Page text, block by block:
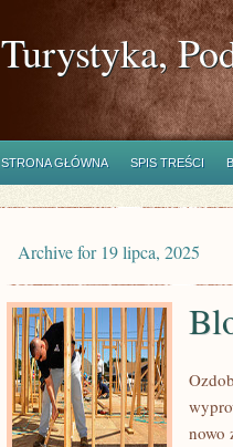
Turystyka,
STRONA GŁÓWNA SPIS TREŚCI
Archive for 19 lipca, 2025
nowo